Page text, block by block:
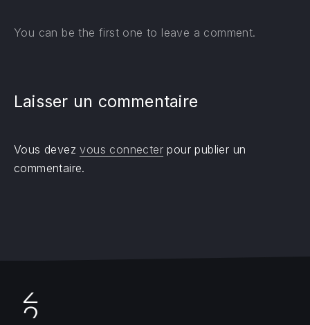
You can be the first one to leave a comment.
Laisser un commentaire
Vous devezvous connecter pour publier un
commentaire.